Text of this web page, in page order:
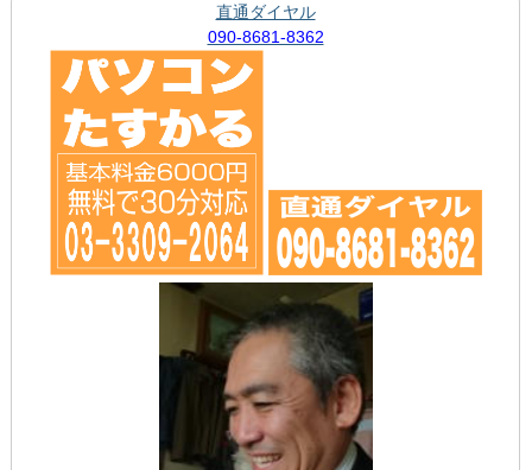
直通ダイヤル
090-8681-8362